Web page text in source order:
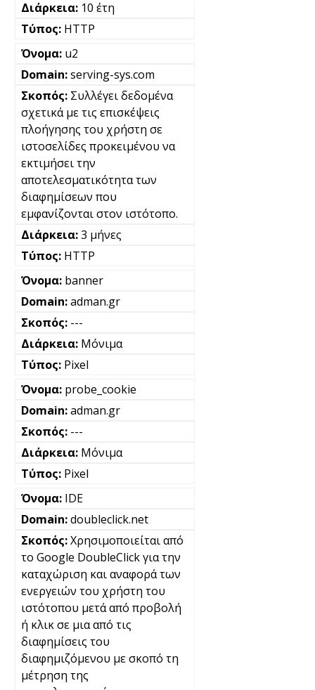
10 έτη
HTTP
u2
serving-sys.com
Συλλέγει δεδομένα
σχετικά με τις επισκέψεις
πλοήγησης του χρήστη σε
ιστοσελίδες προκειμένου να
εκτιμήσει την
αποτελεσματικότητα των
διαφημίσεων που
εμφανίζονται στον ιστότοπο.
3 μήνες
HTTP
banner
adman.gr
---
Μόνιμα
Pixel
probe_cookie
adman.gr
---
Μόνιμα
Pixel
IDE
doubleclick.net
Χρησιμοποιείται από
το Google DoubleClick για την
καταχώριση και αναφορά των
ενεργειών του χρήστη του
ιστότοπου μετά από προβολή
ή κλικ σε μια από τις
διαφημίσεις του
διαφημιζόμενου με σκοπό τη
μέτρηση της